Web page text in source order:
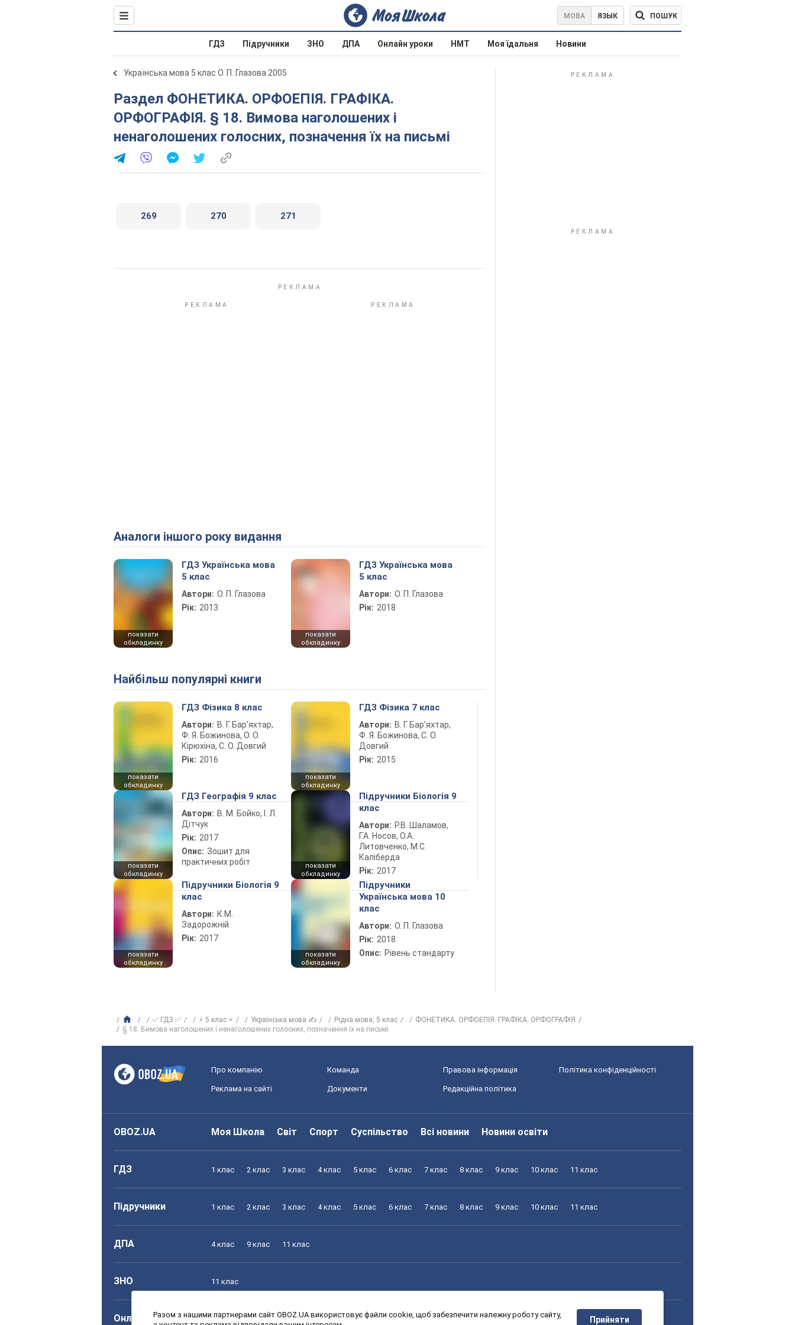
МОВА ЯЗЫК ПОШУК
ГДЗ Підручники ЗНО ДПА Онлайн уроки НМТ Моя їдальня Новини
Українська мова 5 клас О. П. Глазова 2005
Раздел ФОНЕТИКА. ОРФОЕПІЯ. ГРАФІКА.
ОРФОГРАФІЯ. § 18. Вимова наголошених і
ненаголошених голосних, позначення їх на письмі
269 270 271
Аналоги іншого року видання
показати
обкладинку
ГДЗ Українська мова
5 клас
Автори: О. П. Глазова
Рік: 2013
показати
обкладинку
ГДЗ Українська мова
5 клас
Автори: О. П. Глазова
Рік: 2018
Найбільш популярні книги
показати
обкладинку
ГДЗ Фізика 8 клас
Автори: В. Г. Бар’яхтар,
Ф. Я. Божинова, О. О.
Кірюхіна, С. О. Довгий
Рік: 2016
показати
обкладинку
ГДЗ Фізика 7 клас
Автори: В. Г. Бар’яхтар,
Ф. Я. Божинова, С. О.
Довгий
Рік: 2015
показати
обкладинку
ГДЗ Географія 9 клас
Автори: В. М. Бойко, І. Л.
Дітчук
Рік: 2017
Опис: Зошит для
практичних робіт
показати
обкладинку
Підручники Біологія 9
клас
Автори: Р.В. Шаламов,
Г.А. Носов, О.А.
Литовченко, М.С.
Каліберда
Рік: 2017
показати
обкладинку
Підручники Біологія 9
клас
Автори: К.М.
Задорожній
Рік: 2017
показати
обкладинку
Підручники
Українська мова 10
клас
Автори: О. П. Глазова
Рік: 2018
Опис: Рівень стандарту
✅ ГДЗ ✅ ⚡ 5 клас ⚡ Українська мова ✍ Рiдна мова, 5 клас
ФОНЕТИКА. ОРФОЕПІЯ. ГРАФІКА. ОРФОГРАФІЯ
§ 18. Вимова наголошених і ненаголошених голосних, позначення їх на письмі
Про компанію Команда Правова інформація Політика конфіденційності
Реклама на сайті Документи Редакційна політика
OBOZ.UA Моя Школа Світ Спорт Суспільство Всі новини Новини освіти
ГДЗ 1 клас 2 клас 3 клас 4 клас 5 клас 6 клас 7 клас 8 клас 9 клас 10 клас 11 клас
Підручники 1 клас 2 клас 3 клас 4 клас 5 клас 6 клас 7 клас 8 клас 9 клас 10 клас 11 клас
ДПА 4 клас 9 клас 11 клас
ЗНО 11 клас
Онлайн уроки 1 клас 2 клас 3 клас 4 клас 5 клас 6 клас 7 клас 8 клас 9 клас 10 клас 11 клас
Разом з нашими партнерами сайт OBOZ.UA використовує файли cookie, щоб забезпечити належну роботу сайту,
Прийняти